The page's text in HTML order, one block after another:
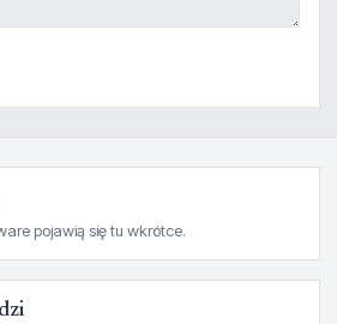
pojawią się tu wkrótce.